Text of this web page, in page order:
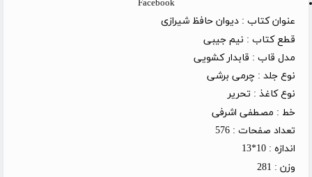
Facebook
عنوان کتاب : دیوان حافظ شیرازی
قطع کتاب : نیم جیبی
مدل قاب : قابدار کشویی
نوع جلد : چرمی برشی
نوع کاغذ : تحریر
خط : مصطفی اشرفی
تعداد صفحات : 576
اندازه : 10*13
وزن : 281